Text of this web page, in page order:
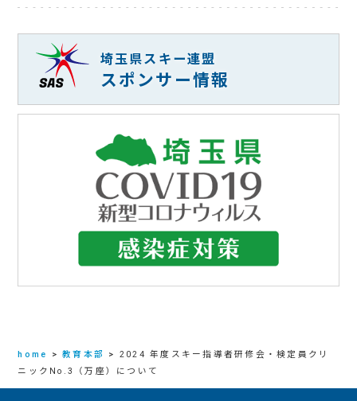
埼玉県スキー連盟
スポンサー情報
home >教育本部 > 2024 年度スキー指導者研修会・検定員クリ
ニックNo.3（万座）について